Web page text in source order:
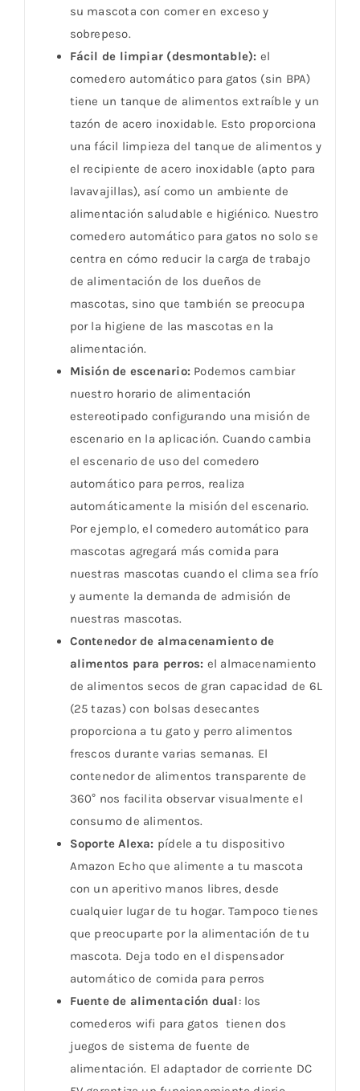
su mascota con comer en exceso y
sobrepeso.
Fácil de limpiar (desmontable): el
comedero automático para gatos (sin BPA)
tiene un tanque de alimentos extraíble y un
tazón de acero inoxidable. Esto proporciona
una fácil limpieza del tanque de alimentos y
el recipiente de acero inoxidable (apto para
lavavajillas), así como un ambiente de
alimentación saludable e higiénico. Nuestro
comedero automático para gatos no solo se
centra en cómo reducir la carga de trabajo
de alimentación de los dueños de
mascotas, sino que también se preocupa
por la higiene de las mascotas en la
alimentación.
Misión de escenario: Podemos cambiar
nuestro horario de alimentación
estereotipado configurando una misión de
escenario en la aplicación. Cuando cambia
el escenario de uso del comedero
automático para perros, realiza
automáticamente la misión del escenario.
Por ejemplo, el comedero automático para
mascotas agregará más comida para
nuestras mascotas cuando el clima sea frío
y aumente la demanda de admisión de
nuestras mascotas.
Contenedor de almacenamiento de
alimentos para perros: el almacenamiento
de alimentos secos de gran capacidad de 6L
(25 tazas) con bolsas desecantes
proporciona a tu gato y perro alimentos
frescos durante varias semanas. El
contenedor de alimentos transparente de
360° nos facilita observar visualmente el
consumo de alimentos.
Soporte Alexa: pídele a tu dispositivo
Amazon Echo que alimente a tu mascota
con un aperitivo manos libres, desde
cualquier lugar de tu hogar. Tampoco tienes
que preocuparte por la alimentación de tu
mascota. Deja todo en el dispensador
automático de comida para perros
Fuente de alimentación dual: los
comederos wifi para gatos tienen dos
juegos de sistema de fuente de
alimentación. El adaptador de corriente DC